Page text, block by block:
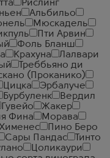
Рислинг
Альбильо
Мюскадель
Пти Арвин
Фоль Бланш
Крахуна
Лалвари
Треббьяно ди
(Проканико)
Цицка
Эрбалуче
Бурбуленк
Вердил
Гувейо
Жакер
Фина
Морава
Пино Беро
Сары Пандас
Тинто
Цоликаури